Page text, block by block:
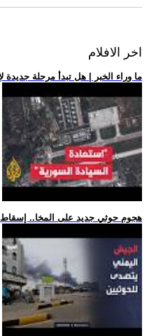
اخر الافلام
.. ما وراء الخبر | هل تبدأ مرحلة جديدة
.. هجوم حوثي جديد على المخا.. إسقاط 5 مسيرات وتحطم صاروخين في ا